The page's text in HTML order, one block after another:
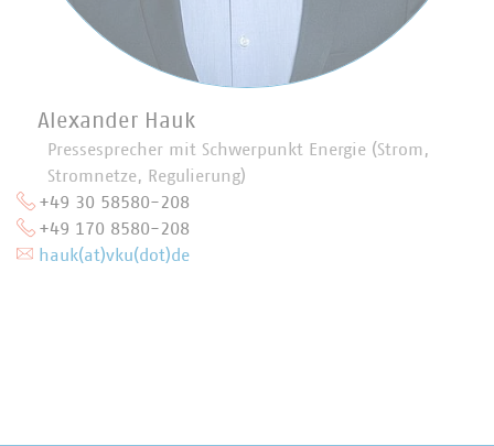
Alexander Hauk
Pressesprecher mit Schwerpunkt Energie (Strom,
Stromnetze, Regulierung)
+49 30 58580-208
+49 170 8580-208
hauk(at)vku(dot)de